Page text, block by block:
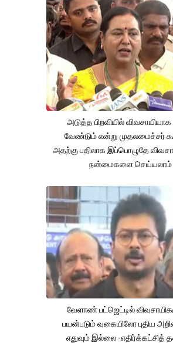
அடுத்த பிறவியில் விவசாயியாக
வேண்டும் என்று முதலமைச்சர்
அதற்கு பதிலாக இப்பொழுதே
நன்மைகளை செய்யலாம்
வேளாண் பட்ஜெட்டில்
பயன்படும் வகையிலோ புதிய
எதுவும் இல்லை -எதிர்க்கட்சித்